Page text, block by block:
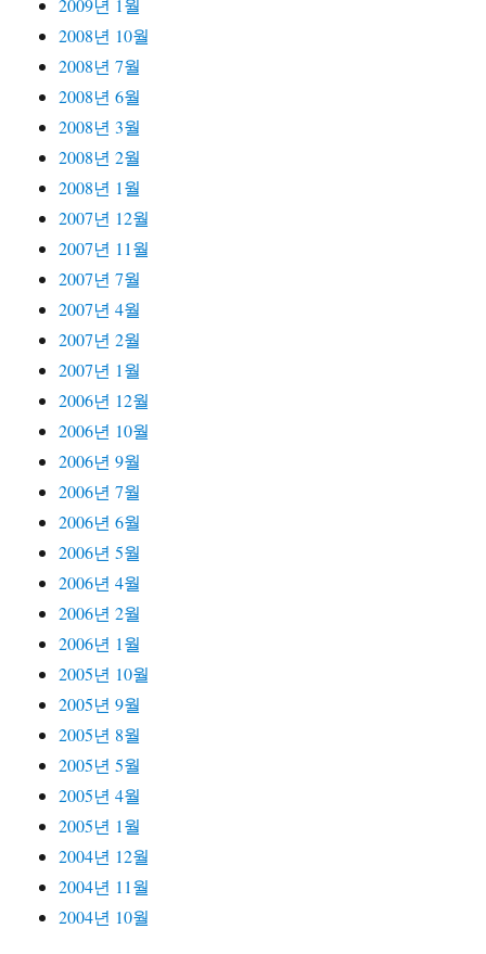
2009년 1월
2008년 10월
2008년 7월
2008년 6월
2008년 3월
2008년 2월
2008년 1월
2007년 12월
2007년 11월
2007년 7월
2007년 4월
2007년 2월
2007년 1월
2006년 12월
2006년 10월
2006년 9월
2006년 7월
2006년 6월
2006년 5월
2006년 4월
2006년 2월
2006년 1월
2005년 10월
2005년 9월
2005년 8월
2005년 5월
2005년 4월
2005년 1월
2004년 12월
2004년 11월
2004년 10월